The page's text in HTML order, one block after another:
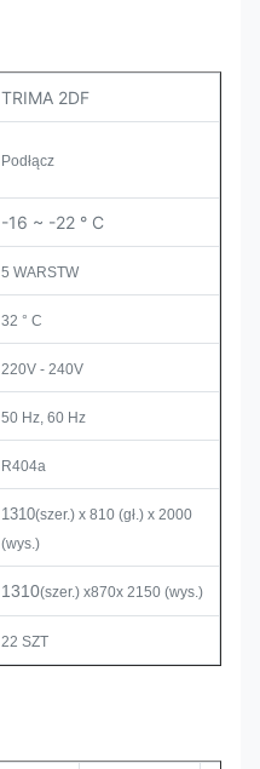
TRIMA 2DF
Podłącz
-16 ~ -22 ° C
5 WARSTW
32 ° C
220V - 240V
50 Hz, 60 Hz
R404a
1310(szer.) x 810 (gł.) x 2000
(wys.)
1310(szer.) x870x 2150 (wys.)
22 SZT